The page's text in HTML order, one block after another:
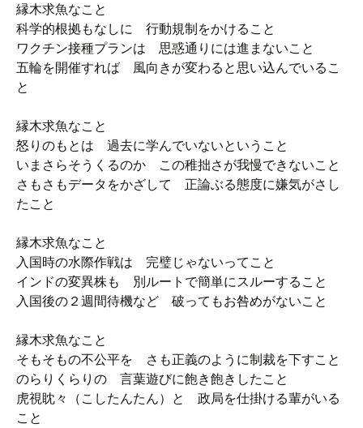
縁木求魚なこと
科学的根拠もなしに 行動規制をかけること
ワクチン接種プランは 思惑通りには進まないこと
五輪を開催すれば 風向きが変わると思い込んでいるこ
と
縁木求魚なこと
怒りのもとは 過去に学んでいないということ
いまさらそうくるのか この稚拙さが我慢できないこと
さもさもデータをかざして 正論ぶる態度に嫌気がさし
たこと
縁木求魚なこと
入国時の水際作戦は 完璧じゃないってこと
インドの変異株も 別ルートで簡単にスルーすること
入国後の２週間待機など 破ってもお咎めがないこと
縁木求魚なこと
そもそもの不公平を さも正義のように制裁を下すこと
のらりくらりの 言葉遊びに飽き飽きしたこと
虎視眈々（こしたんたん）と 政局を仕掛ける輩がいる
こと